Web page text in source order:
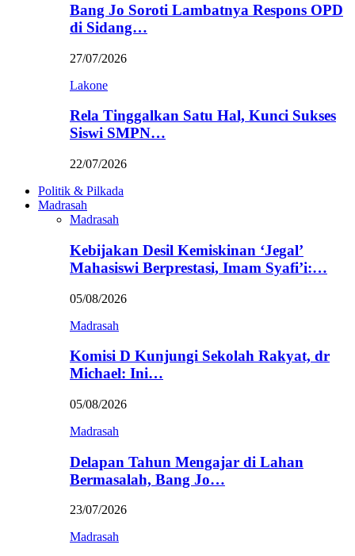
Bang Jo Soroti Lambatnya Respons OPD
di Sidang…
27/07/2026
Lakone
Rela Tinggalkan Satu Hal, Kunci Sukses
Siswi SMPN…
22/07/2026
Politik & Pilkada
Madrasah
Madrasah
Kebijakan Desil Kemiskinan ‘Jegal’
Mahasiswi Berprestasi, Imam Syafi’i:…
05/08/2026
Madrasah
Komisi D Kunjungi Sekolah Rakyat, dr
Michael: Ini…
05/08/2026
Madrasah
Delapan Tahun Mengajar di Lahan
Bermasalah, Bang Jo…
23/07/2026
Madrasah